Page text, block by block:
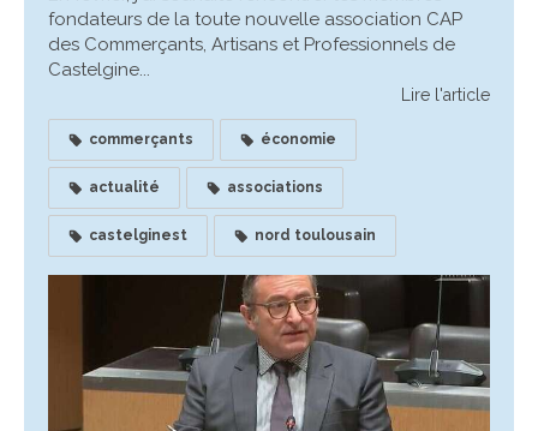
fondateurs de la toute nouvelle association CAP
des Commerçants, Artisans et Professionnels de
Castelgine...
Lire l'article
commerçants économie
actualité associations
castelginest nord toulousain